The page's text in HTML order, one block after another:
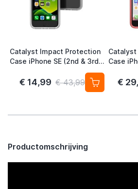
Catalyst Impact Protection
Case iPhone SE (2nd & 3rd
Gen) / iPhone 7 & 8 Clear
€ 14,99 € 43,99
Case
Gen) /
€
Productomschrijving